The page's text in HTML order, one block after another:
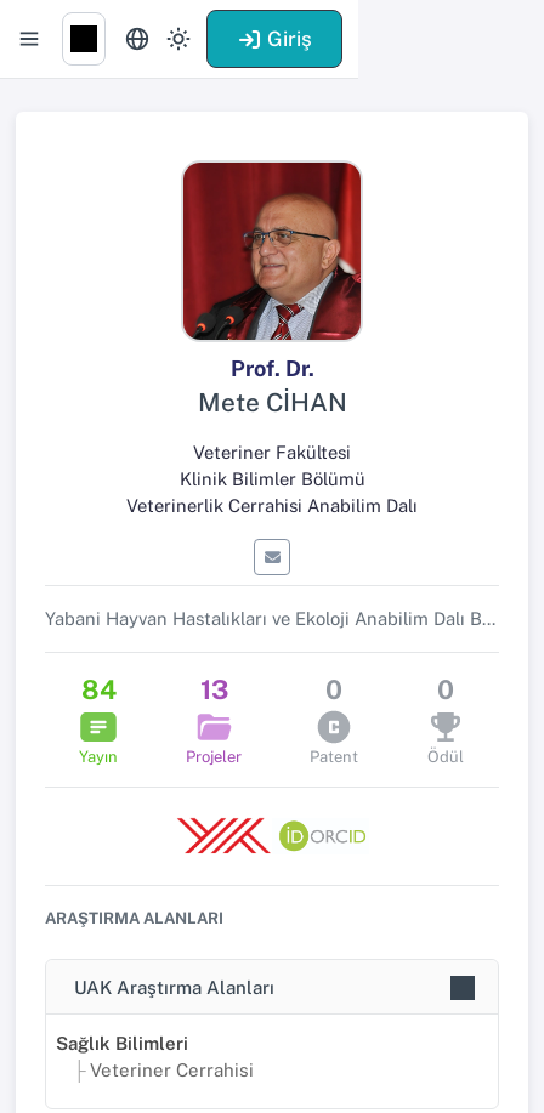
Giriş
Prof. Dr.
Mete CİHAN
Veteriner Fakültesi
Klinik Bilimler Bölümü
Veterinerlik Cerrahisi Anabilim Dalı
Yabani Hayvan Hastalıkları ve Ekoloji Anabilim Dalı Başkanı
84
Yayın
13
Projeler
0
Patent
0
Ödül
ARAŞTIRMA ALANLARI
UAK Araştırma Alanları
Sağlık Bilimleri
Veteriner Cerrahisi